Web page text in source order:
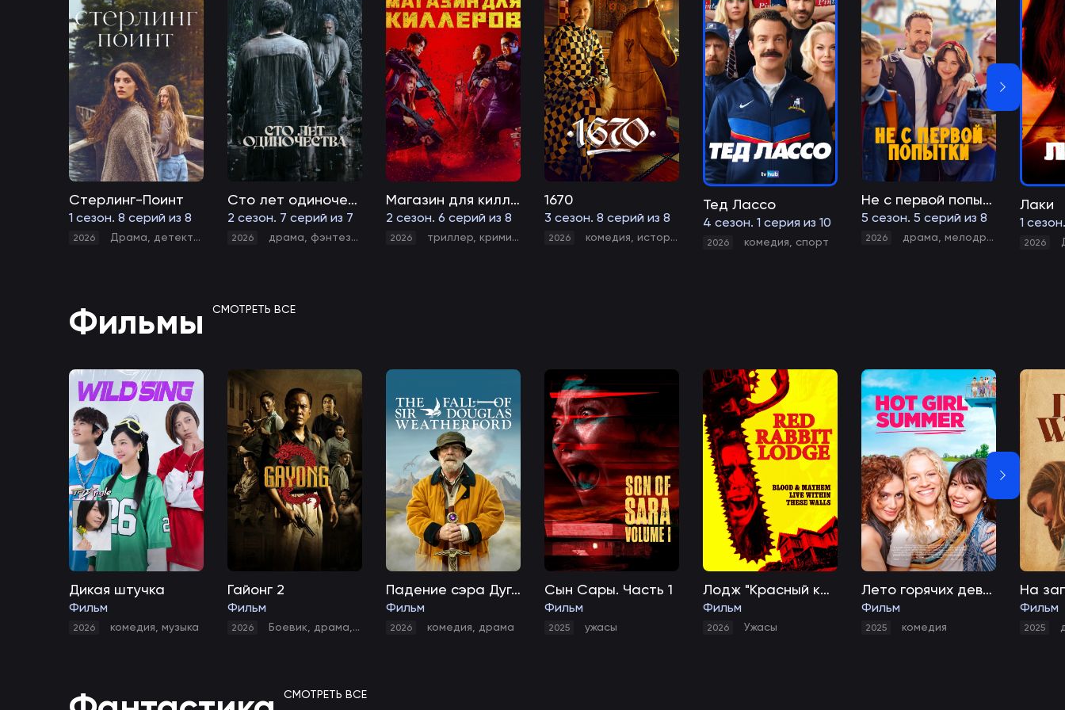
Стерлинг-Поинт
1 сезон. 8 серий из 8
2026 Драма детектив
Сто лет одиночества
2 сезон. 7 серий из 7
2026 драма фэнтези история
Магазин для киллеров
2 сезон. 6 серий из 8
2026 триллер криминал
1670
3 сезон. 8 серий из 8
2026 комедия история
Тед Лассо
4 сезон. 1 серия из 10
2026 комедия спорт
Не с первой попытки
5 сезон. 5 серий из 8
2026 драма мелодрама комедия
Лаки
1
2026
Фильмы СМОТРЕТЬ ВСЕ
Дикая штучка
Фильм
2026 комедия музыка
Гайонг 2
Фильм
2026 Боевик драма военный,биография
Падение сэра Дугласа Уитерфорда
Фильм
2026 комедия драма
Сын Сары. Часть 1
Фильм
2025 ужасы
Лодж "Красный кролик"
Фильм
2026 Ужасы
Лето горячих девчонок
Фильм
2025 комедия
На
Фильм
2025
СМОТРЕТЬ ВСЕ